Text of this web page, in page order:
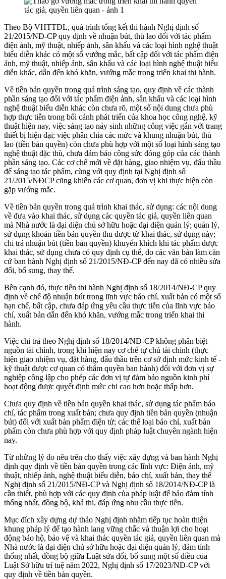
Theo Bộ VHTTDL, quá trình tổng kết thi hành Nghị định số
21/2015/NĐ-CP quy định về nhuận bút, thù lao đối với tác phẩm
điện ảnh, mỹ thuật, nhiếp ảnh, sân khấu và các loại hình nghệ thuật
biểu diễn khác có một số vướng mắc, bất cập đối với tác phẩm điện
ảnh, mỹ thuật, nhiếp ảnh, sân khấu và các loại hình nghệ thuật biểu
diễn khác, dẫn đến khó khăn, vướng mắc trong triển khai thi hành.
Về tiền bản quyền trong quá trình sáng tạo, quy định về các thành
phần sáng tạo đối với tác phẩm điện ảnh, sân khấu và các loại hình
nghệ thuật biểu diễn khác còn chưa rõ, một số nội dung chưa phù
hợp thực tiễn trong bối cảnh phát triển của khoa học công nghệ, kỹ
thuật hiện nay, việc sáng tạo nảy sinh những công việc gắn với trang
thiết bị hiện đại; việc phân chia các mức và khung nhuận bút, thù
lao (tiền bản quyền) còn chưa phù hợp với một số loại hình sáng tạo
nghệ thuật đặc thù, chưa đảm bảo công sức đóng góp của các thành
phần sáng tạo. Các cơ chế mới về đặt hàng, giao nhiệm vụ, đấu thầu
để sáng tạo tác phẩm, cùng với quy định tại Nghị định số
21/2015/NĐCP cũng khiến các cơ quan, đơn vị khi thực hiện còn
gặp vướng mắc.
Về tiền bản quyền trong quá trình khai thác, sử dụng: các nội dung
về đưa vào khai thác, sử dụng các quyền tác giả, quyền liên quan
mà Nhà nước là đại diện chủ sở hữu hoặc đại diện quản lý; quản lý,
sử dụng khoản tiền bản quyền thu được từ khai thác, sử dụng này;
chi trả nhuận bút (tiền bản quyền) khuyến khích khi tác phẩm được
khai thác, sử dụng chưa có quy định cụ thể, do các văn bản làm căn
cứ ban hành Nghị định số 21/2015/NĐ-CP đến nay đã có nhiều sửa
đổi, bổ sung, thay thế.
Bên cạnh đó, thực tiễn thi hành Nghị định số 18/2014/NĐ-CP quy
định về chế độ nhuận bút trong lĩnh vực báo chí, xuất bản có một số
hạn chế, bất cập, chưa đáp ứng yêu cầu thực tiễn của lĩnh vực báo
chí, xuất bản dẫn đến khó khăn, vướng mắc trong triển khai thi
hành.
Việc chi trả theo Nghị định số 18/2014/NĐ-CP không phân biệt
nguồn tài chính, trong khi hiện nay cơ chế tự chủ tài chính (thực
hiện giao nhiệm vụ, đặt hàng, đấu thầu trên cơ sở định mức kinh tế -
kỹ thuật được cơ quan có thẩm quyền ban hành) đối với đơn vị sự
nghiệp công lập cho phép các đơn vị tự đảm bảo nguồn kinh phí
hoạt động được quyết định mức chi cao hơn hoặc thấp hơn.
Chưa quy định về tiền bản quyền khai thác, sử dụng tác phẩm báo
chí, tác phẩm trong xuất bản; chưa quy định tiền bản quyền (nhuận
bút) đối với xuất bản phẩm điện tử; các thể loại báo chí, xuất bản
phẩm còn chưa phù hợp với quy định pháp luật chuyên ngành hiện
nay.
Từ những lý do nêu trên cho thấy việc xây dựng và ban hành Nghị
định quy định về tiền bản quyền trong các lĩnh vực: Điện ảnh, mỹ
thuật, nhiếp ảnh, nghệ thuật biểu diễn, báo chí, xuất bản, thay thế
Nghị định số 21/2015/NĐ-CP và Nghị định số 18/2014/NĐ-CP là
cần thiết, phù hợp với các quy định của pháp luật để bảo đảm tính
thống nhất, đồng bộ, khả thi, đáp ứng nhu cầu thực tiễn.
Mục đích xây dựng dự thảo Nghị định nhằm tiếp tục hoàn thiện
khung pháp lý để tạo hành lang vững chắc và thuận lợi cho hoạt
động bảo hộ, bảo vệ và khai thác quyền tác giả, quyền liên quan mà
Nhà nước là đại diện chủ sở hữu hoặc đại diện quản lý, đảm tính
thống nhất, đồng bộ giữa Luật sửa đổi, bổ sung một số điều của
Luật Sở hữu trí tuệ năm 2022, Nghị định số 17/2023/NĐ-CP với
quy định về tiền bản quyền.